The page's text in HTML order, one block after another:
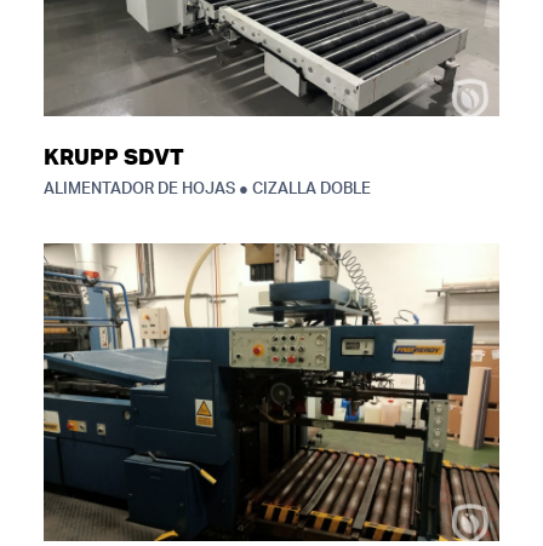
KRUPP SDVT
ALIMENTADOR DE HOJAS ● CIZALLA DOBLE